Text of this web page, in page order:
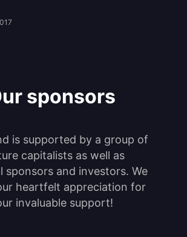
sponsors
is supported by a group of
capitalists as well as
sponsors and investors. We
heartfelt appreciation for
invaluable support!